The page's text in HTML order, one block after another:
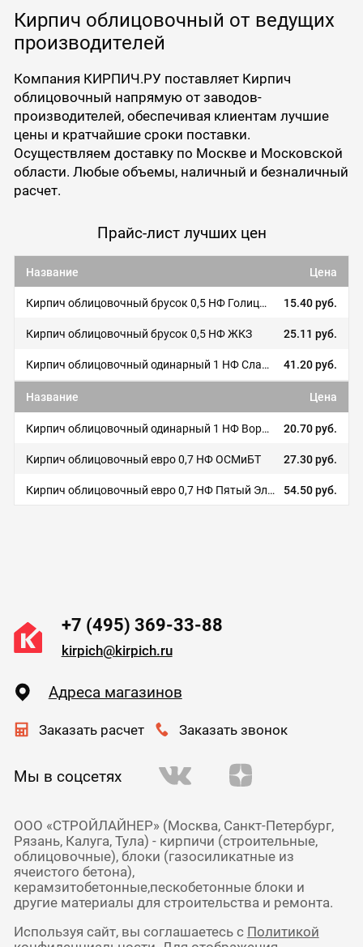
Кирпич облицовочный от ведущих
производителей
Компания КИРПИЧ.РУ поставляет Кирпич
облицовочный напрямую от заводов-
производителей, обеспечивая клиентам лучшие
цены и кратчайшие сроки поставки.
Осуществляем доставку по Москве и Московской
области. Любые объемы, наличный и безналичный
расчет.
Прайс-лист лучших цен
Название Цена
Кирпич облицовочный брусок 0,5 НФ Голицынский кирпич 15.40 руб.
Кирпич облицовочный брусок 0,5 НФ ЖКЗ 25.11 руб.
Кирпич облицовочный одинарный 1 НФ Славянский кирпич 41.20 руб.
Название Цена
Кирпич облицовочный одинарный 1 НФ Воротынский кирпич 20.70 руб.
Кирпич облицовочный евро 0,7 НФ ОСМиБТ 27.30 руб.
Кирпич облицовочный евро 0,7 НФ Пятый Элемент 54.50 руб.
+7 (495) 369-33-88
kirpich@kirpich.ru
Адреса магазинов
Заказать расчет Заказать звонок
Мы в соцсетях
ООО «СТРОЙЛАЙНЕР» (Москва, Санкт-Петербург,
Рязань, Калуга, Тула) - кирпичи (строительные,
облицовочные), блоки (газосиликатные из
ячеистого бетона),
керамзитобетонные,пескобетонные блоки и
другие материалы для строительства и ремонта.
Используя сайт, вы соглашаетесь с Политикой